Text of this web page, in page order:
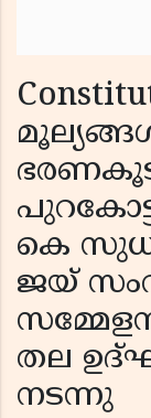
കെ
ജയ്
തല
നടന്നു